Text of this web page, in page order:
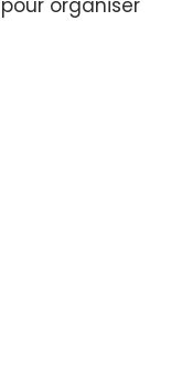
organiser